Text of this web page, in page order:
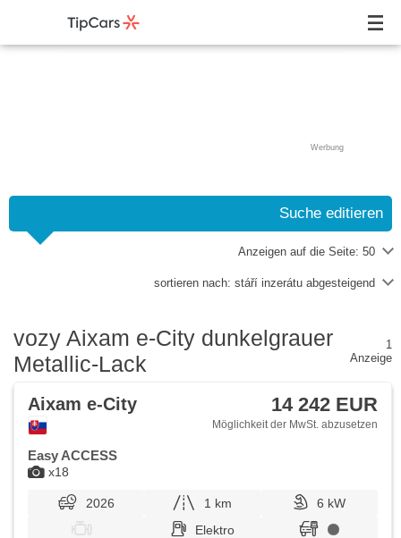
Werbung
Suche editieren
Anzeigen auf die Seite: 50
sortieren nach: stáří inzerátu abgesteigend
vozy Aixam e-City dunkelgrauer
Metallic-Lack
1
Anzeige
x18
Aixam e-City 14 242 EUR
Möglichkeit der MwSt. abzusetzen
Easy ACCESS
2026 1 km
6 kW
Elektro